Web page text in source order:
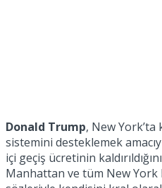
Donald Trump, New
sistemini desteklemek
içi geçiş ücretinin
Manhattan ve tüm New York